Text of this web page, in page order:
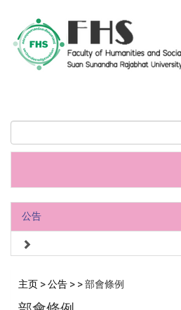
公告
主页>公告>> 部會條例